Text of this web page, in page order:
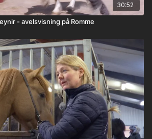
30:52
- avelsvisning på Romme